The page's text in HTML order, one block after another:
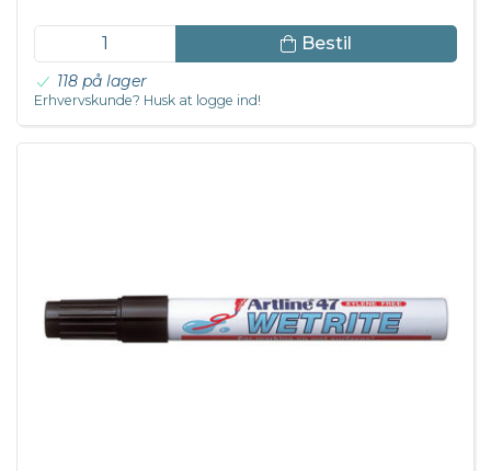
Bestil
118 på lager
Erhvervskunde? Husk at logge ind!